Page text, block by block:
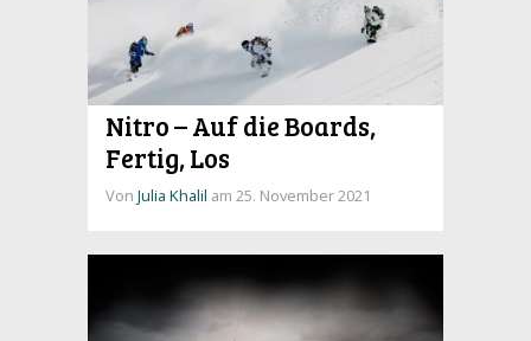
Nitro – Auf die Boards,
Fertig, Los
Von Julia Khalil am 25. November 2021